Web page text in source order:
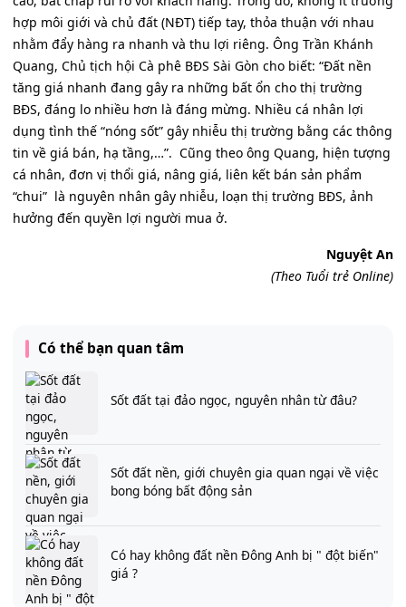
hợp môi giới và chủ đất (NĐT) tiếp tay, thỏa thuận với nhau
nhằm đẩy hàng ra nhanh và thu lợi riêng. Ông Trần Khánh
Quang, Chủ tịch hội Cà phê BĐS Sài Gòn cho biết: “Đất nền
tăng giá nhanh đang gây ra những bất ổn cho thị trường
BĐS, đáng lo nhiều hơn là đáng mừng. Nhiều cá nhân lợi
dụng tình thế “nóng sốt” gây nhiễu thị trường bằng các thông
tin về giá bán, hạ tầng,…”. Cũng theo ông Quang, hiện tượng
cá nhân, đơn vị thổi giá, nâng giá, liên kết bán sản phẩm
“chui” là nguyên nhân gây nhiễu, loạn thị trường BĐS, ảnh
hưởng đến quyền lợi người mua ở.
Nguyệt An
(Theo Tuổi trẻ Online)
Có thể bạn quan tâm
Sốt đất tại đảo ngọc, nguyên nhân từ đâu?
Sốt đất nền, giới chuyên gia quan ngại về việc
bong bóng bất động sản
Có hay không đất nền Đông Anh bị " đột biến"
giá ?